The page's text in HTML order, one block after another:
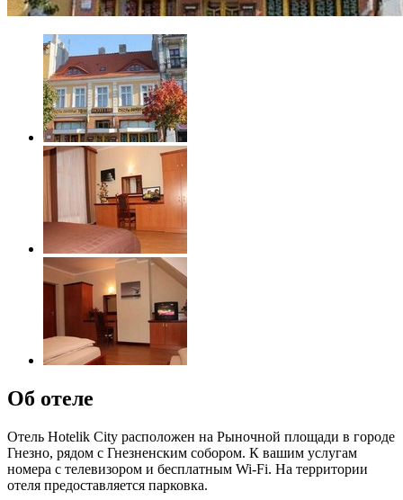
Об отеле
Отель Hotelik City расположен на Рыночной площади в городе
Гнезно, рядом с Гнезненским собором. К вашим услугам
номера с телевизором и бесплатным Wi-Fi. На территории
отеля предоставляется парковка.